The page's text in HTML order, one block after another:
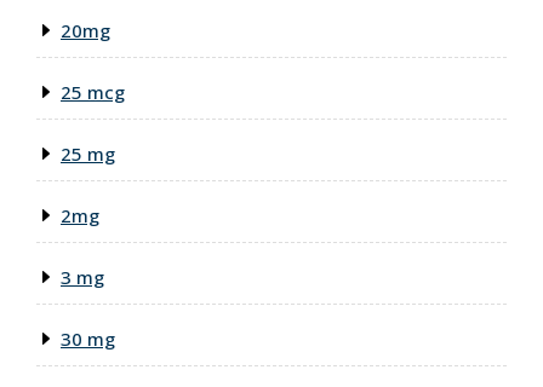
20mg
25 mcg
25 mg
2mg
3 mg
30 mg